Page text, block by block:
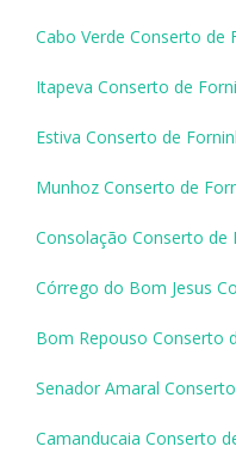
Cabo Verde Conserto de
Itapeva Conserto de
Estiva Conserto de
Munhoz Conserto de
Consolação Conserto de
Córrego do Bom Jesus
Bom Repouso Conserto
Senador Amaral
Camanducaia Conserto